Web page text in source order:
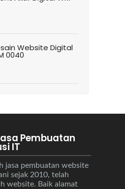
Website Digital
0040
Pembuatan
IT
jasa pembuatan website
sejak 2010, telah
website. Baik alamat